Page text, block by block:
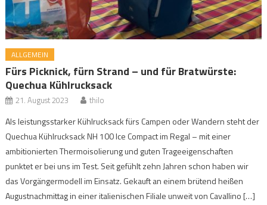
ALLGEMEIN
Fürs Picknick, fürn Strand – und für Bratwürste:
Quechua Kühlrucksack
21. August 2023 thilo
Als leistungsstarker Kühlrucksack fürs Campen oder Wandern steht der
Quechua Kühlrucksack NH 100 Ice Compact im Regal – mit einer
ambitionierten Thermoisolierung und guten Trageeigenschaften
punktet er bei uns im Test. Seit gefühlt zehn Jahren schon haben wir
das Vorgängermodell im Einsatz. Gekauft an einem brütend heißen
Augustnachmittag in einer italienischen Filiale unweit von Cavallino […]